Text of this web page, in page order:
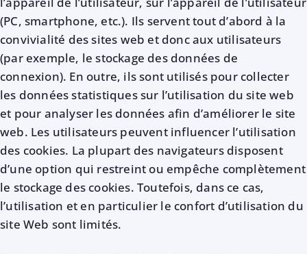
(PC, smartphone, etc.). Ils servent tout d’abord à la
convivialité des sites web et donc aux utilisateurs
(par exemple, le stockage des données de
connexion). En outre, ils sont utilisés pour collecter
les données statistiques sur l’utilisation du site web
et pour analyser les données afin d’améliorer le site
web. Les utilisateurs peuvent influencer l’utilisation
des cookies. La plupart des navigateurs disposent
d’une option qui restreint ou empêche complètement
le stockage des cookies. Toutefois, dans ce cas,
l’utilisation et en particulier le confort d’utilisation du
site Web sont limités.